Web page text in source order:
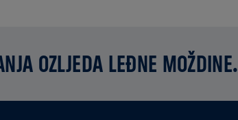
OZLJEDA LEĐNE MOŽDINE.